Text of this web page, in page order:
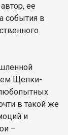
ее
события в
Щепки-
в такой же
и
–